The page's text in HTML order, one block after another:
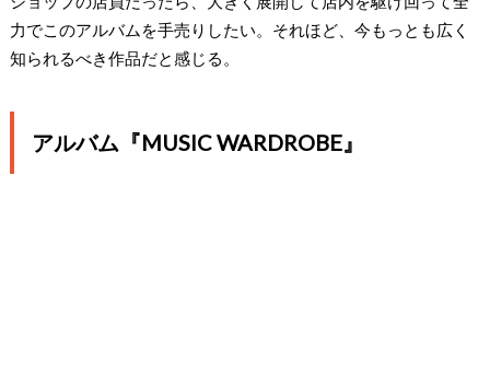
力でこのアルバムを手売りしたい。それほど、今もっとも広く
知られるべき作品だと感じる。
アルバム『MUSIC WARDROBE』